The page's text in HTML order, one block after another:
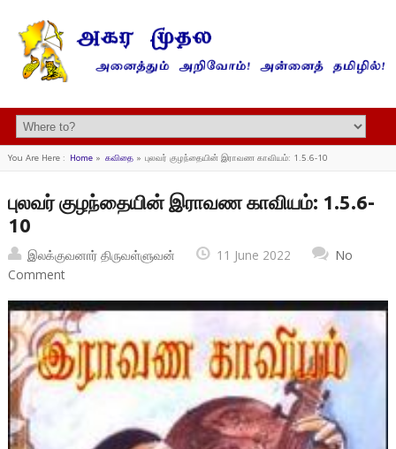
You Are Here : Home» கவிதை» புலவர் குழந்தையின் இராவண காவியம்: 1.5.6-10
புலவர் குழந்தையின் இராவண காவியம்: 1.5.6-
10
இலக்குவனார் திருவள்ளுவன் 11 June 2022
No
Comment